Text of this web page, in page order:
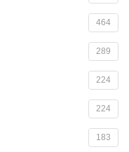
464
289
224
224
183